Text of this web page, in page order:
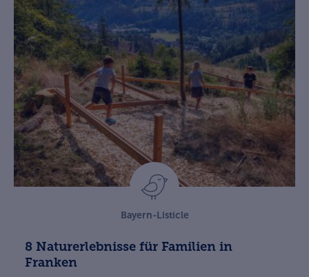
Bayern-Listicle
8 Naturerlebnisse für Familien in
Franken